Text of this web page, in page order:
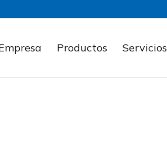
Productos Servicios